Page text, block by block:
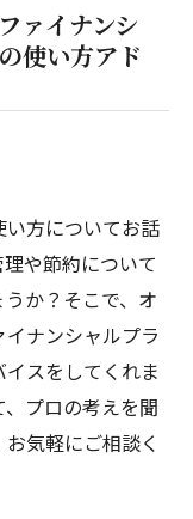
ァイナンシ
使い方アド
方についてお話
や節約について
か？そこで、オ
ナンシャルプラ
スをしてくれま
プロの考えを聞
気軽にご相談く